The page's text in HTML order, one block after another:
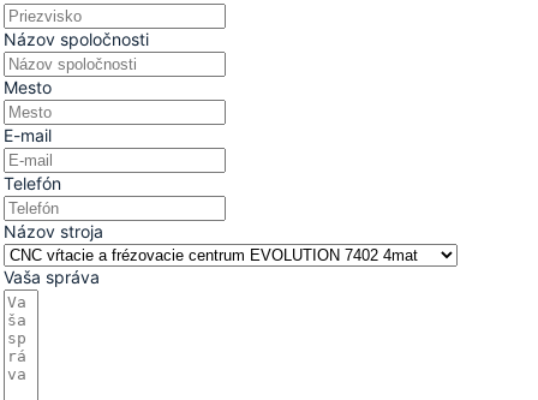
Názov spoločnosti
Mesto
E-mail
Telefón
Názov stroja
Vaša správa